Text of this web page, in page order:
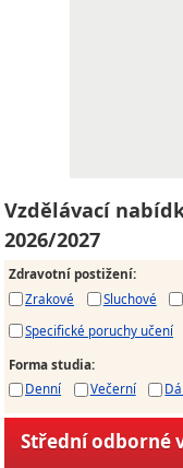
Vzdělávací
2026/2027
Zdravotní postižení:
Zrakové
Sluchové
Specifické poruchy učení
Forma studia:
Denní
Večerní
Střední odborné